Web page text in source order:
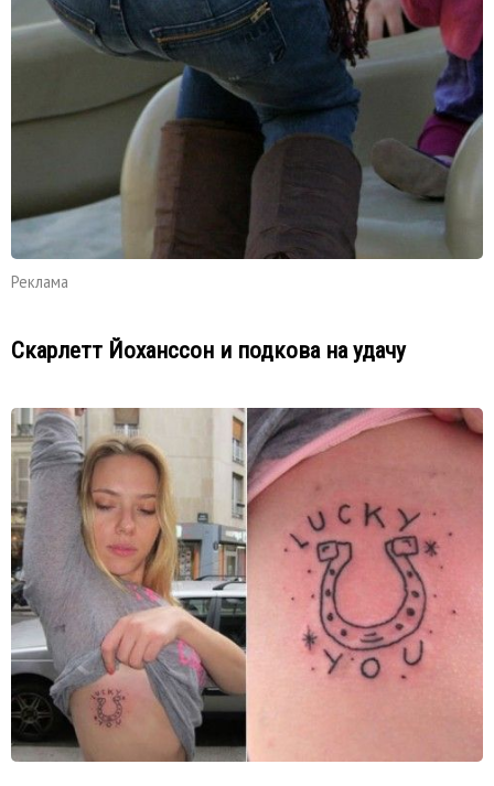
Реклама
Скарлетт Йоханссон и подкова на удачу